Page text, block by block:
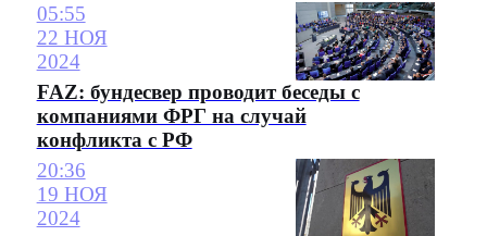
05:55
22 НОЯ
2024
FAZ: бундесвер проводит беседы с
компаниями ФРГ на случай
конфликта с РФ
20:36
19 НОЯ
2024